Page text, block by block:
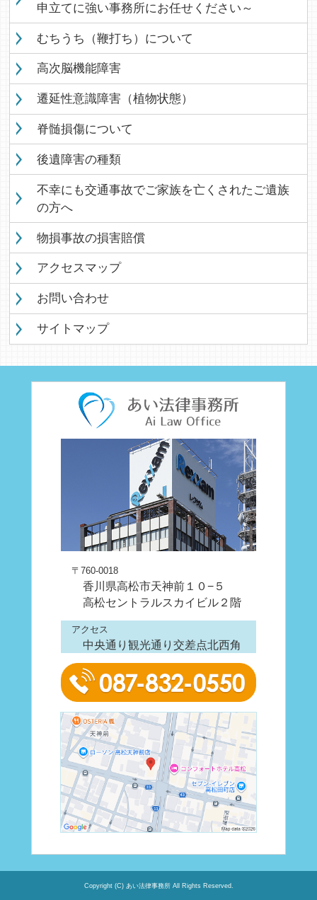
申立てに強い事務所にお任せください～
むちうち（鞭打ち）について
高次脳機能障害
遷延性意識障害（植物状態）
脊髄損傷について
後遺障害の種類
不幸にも交通事故でご家族を亡くされたご遺族
の方へ
物損事故の損害賠償
アクセスマップ
お問い合わせ
サイトマップ
〒760-0018
香川県高松市天神前１０−５
高松セントラルスカイビル２階
アクセス
中央通り観光通り交差点北西角
Copyright (C) あい法律事務所 All Rights Reserved.